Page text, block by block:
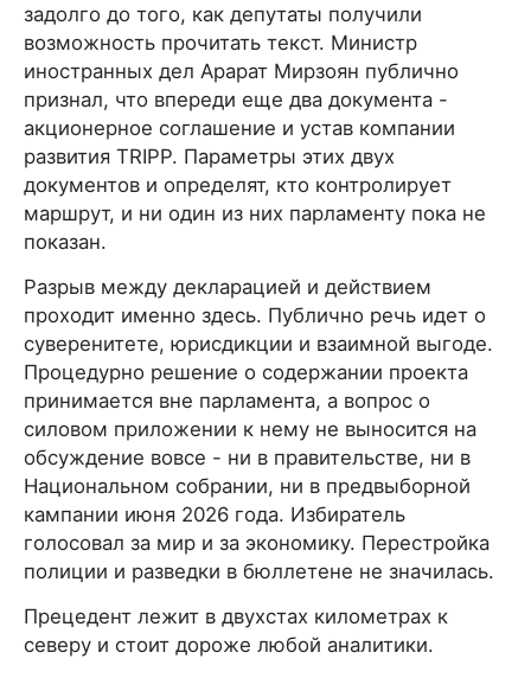
задолго до того, как депутаты получили
возможность прочитать текст. Министр
иностранных дел Арарат Мирзоян публично
признал, что впереди еще два документа -
акционерное соглашение и устав компании
развития TRIPP. Параметры этих двух
документов и определят, кто контролирует
маршрут, и ни один из них парламенту пока не
показан.
Разрыв между декларацией и действием
проходит именно здесь. Публично речь идет о
суверенитете, юрисдикции и взаимной выгоде.
Процедурно решение о содержании проекта
принимается вне парламента, а вопрос о
силовом приложении к нему не выносится на
обсуждение вовсе - ни в правительстве, ни в
Национальном собрании, ни в предвыборной
кампании июня 2026 года. Избиратель
голосовал за мир и за экономику. Перестройка
полиции и разведки в бюллетене не значилась.
Прецедент лежит в двухстах километрах к
северу и стоит дороже любой аналитики.